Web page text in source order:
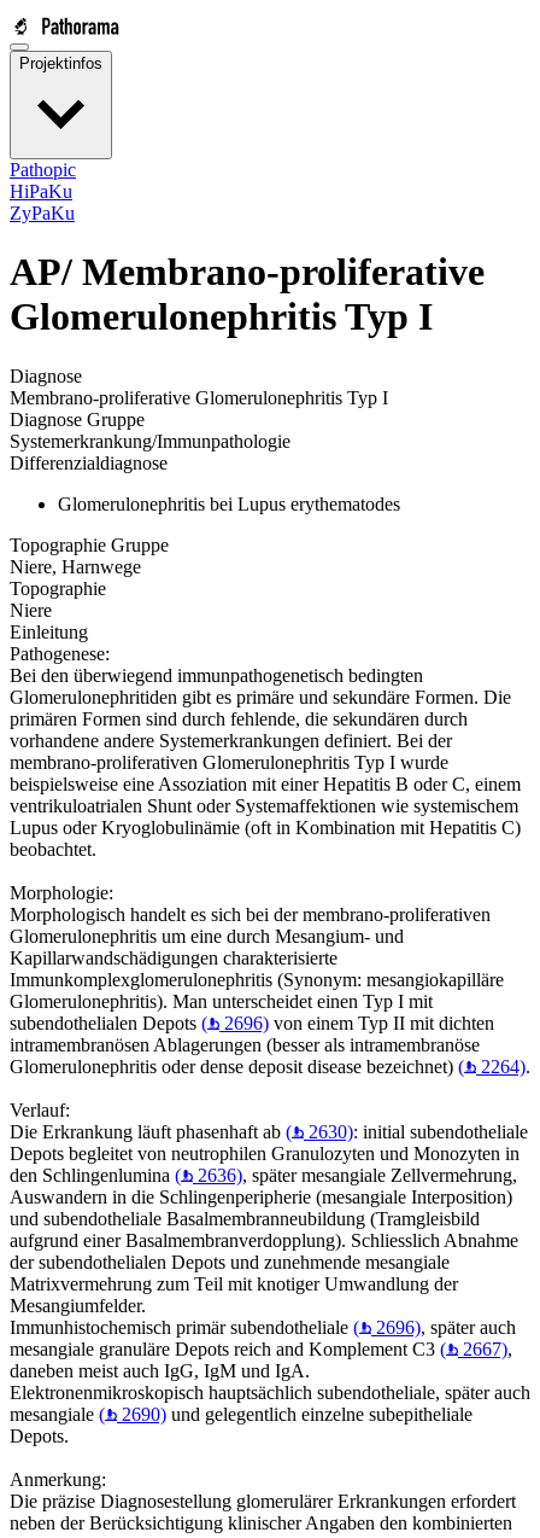
Projektinfos
Pathopic
HiPaKu
ZyPaKu
AP/ Membrano-proliferative
Glomerulonephritis Typ I
Diagnose
Membrano-proliferative Glomerulonephritis Typ I
Diagnose Gruppe
Systemerkrankung/Immunpathologie
Differenzialdiagnose
Glomerulonephritis bei Lupus erythematodes
Topographie Gruppe
Niere, Harnwege
Topographie
Niere
Einleitung
Pathogenese:
Bei den überwiegend immunpathogenetisch bedingten
Glomerulonephritiden gibt es primäre und sekundäre Formen. Die
primären Formen sind durch fehlende, die sekundären durch
vorhandene andere Systemerkrankungen definiert. Bei der
membrano-proliferativen Glomerulonephritis Typ I wurde
beispielsweise eine Assoziation mit einer Hepatitis B oder C, einem
ventrikuloatrialen Shunt oder Systemaffektionen wie systemischem
Lupus oder Kryoglobulinämie (oft in Kombination mit Hepatitis C)
beobachtet.
Morphologie:
Morphologisch handelt es sich bei der membrano-proliferativen
Glomerulonephritis um eine durch Mesangium- und
Kapillarwandschädigungen charakterisierte
Immunkomplexglomerulonephritis (Synonym: mesangiokapilläre
Glomerulonephritis). Man unterscheidet einen Typ I mit
subendothelialen Depots ( 2696) von einem Typ II mit dichten
intramembranösen Ablagerungen (besser als intramembranöse
Glomerulonephritis oder dense deposit disease bezeichnet) ( 2264).
Verlauf:
Die Erkrankung läuft phasenhaft ab ( 2630): initial subendotheliale
Depots begleitet von neutrophilen Granulozyten und Monozyten in
den Schlingenlumina ( 2636), später mesangiale Zellvermehrung,
Auswandern in die Schlingenperipherie (mesangiale Interposition)
und subendotheliale Basalmembranneubildung (Tramgleisbild
aufgrund einer Basalmembranverdopplung). Schliesslich Abnahme
der subendothelialen Depots und zunehmende mesangiale
Matrixvermehrung zum Teil mit knotiger Umwandlung der
Mesangiumfelder.
Immunhistochemisch primär subendotheliale ( 2696), später auch
mesangiale granuläre Depots reich and Komplement C3 ( 2667),
daneben meist auch IgG, IgM und IgA.
Elektronenmikroskopisch hauptsächlich subendotheliale, später auch
mesangiale ( 2690) und gelegentlich einzelne subepitheliale
Depots.
Anmerkung:
Die präzise Diagnosestellung glomerulärer Erkrankungen erfordert
neben der Berücksichtigung klinischer Angaben den kombinierten